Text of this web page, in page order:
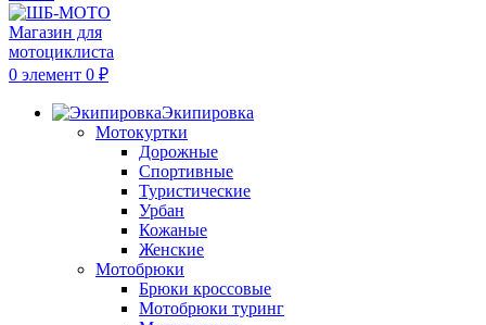
0 элемент 0 ₽
Экипировка
Мотокуртки
Дорожные
Спортивные
Туристические
Урбан
Кожаные
Женские
Мотобрюки
Брюки кроссовые
Мотобрюки туринг